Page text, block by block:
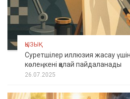
ҚЫЗЫҚ
Суретшілер иллюзия жасау
көлеңкені қалай пайдаланады
26.07.2025